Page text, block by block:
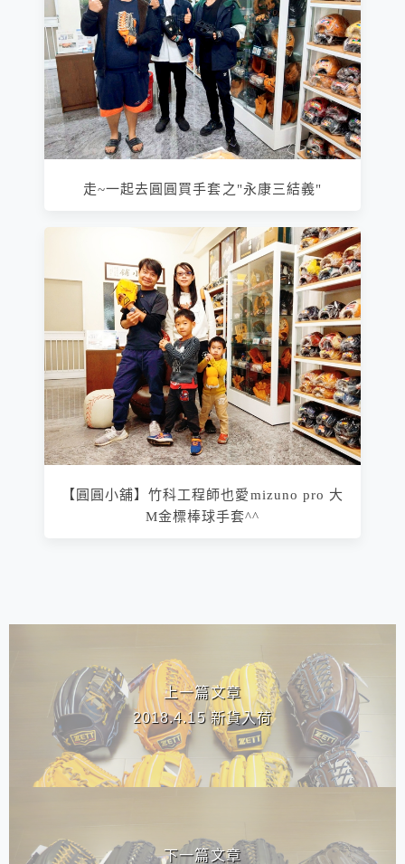
走~一起去圓圓買手套之"永康三結義"
【圓圓小舖】竹科工程師也愛mizuno pro 大
M金標棒球手套^^
上一篇文章
2018.4.15 新貨入荷
下一篇文章